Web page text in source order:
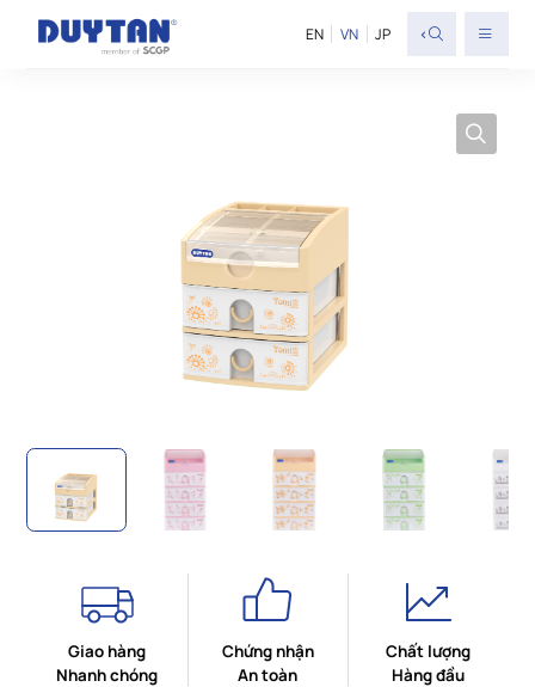
EN VN JP <
Giao hàng
Nhanh chóng
Chứng nhận
An toàn
Chất lượng
Hàng đầu